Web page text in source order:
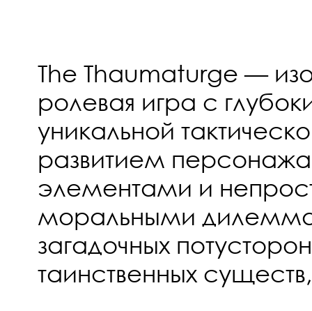
The Thaumaturge —
ролевая игра с
уникальной
развитием
элементами и
моральными
загадочных
таинственных